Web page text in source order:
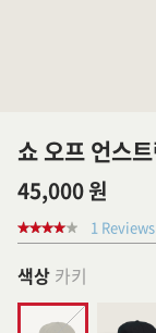
쇼 오프 언스
45,000 원
1 Reviews
색상 카키